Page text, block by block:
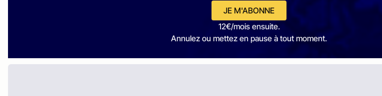
JE M'ABONNE
12€/mois ensuite.
Annulez ou mettez en pause à tout moment.